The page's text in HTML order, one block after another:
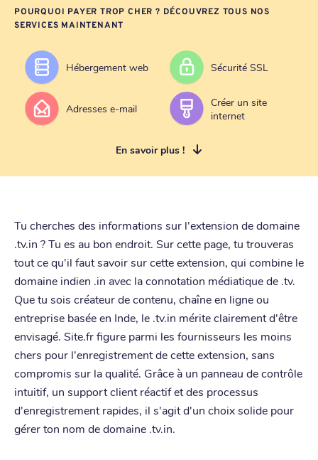
POURQUOI PAYER TROP CHER ? DÉCOUVREZ TOUS NOS
SERVICES MAINTENANT
Hébergement web Sécurité SSL
Adresses e-mail
Créer un site
internet
En savoir plus !
Tu cherches des informations sur l'extension de domaine
.tv.in ? Tu es au bon endroit. Sur cette page, tu trouveras
tout ce qu'il faut savoir sur cette extension, qui combine le
domaine indien .in avec la connotation médiatique de .tv.
Que tu sois créateur de contenu, chaîne en ligne ou
entreprise basée en Inde, le .tv.in mérite clairement d'être
envisagé. Site.fr figure parmi les fournisseurs les moins
chers pour l'enregistrement de cette extension, sans
compromis sur la qualité. Grâce à un panneau de contrôle
intuitif, un support client réactif et des processus
d'enregistrement rapides, il s'agit d'un choix solide pour
gérer ton nom de domaine .tv.in.